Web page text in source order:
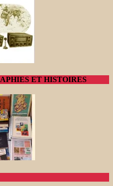
ET HISTOIRES